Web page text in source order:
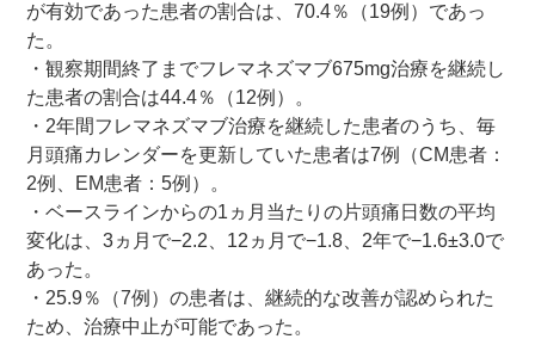
が有効であった患者の割合は、70.4％（19例）であっ
た。
・観察期間終了までフレマネズマブ675mg治療を継続し
た患者の割合は44.4％（12例）。
・2年間フレマネズマブ治療を継続した患者のうち、毎
月頭痛カレンダーを更新していた患者は7例（CM患者：
2例、EM患者：5例）。
・ベースラインからの1ヵ月当たりの片頭痛日数の平均
変化は、3ヵ月で−2.2、12ヵ月で−1.8、2年で−1.6±3.0で
あった。
・25.9％（7例）の患者は、継続的な改善が認められた
ため、治療中止が可能であった。